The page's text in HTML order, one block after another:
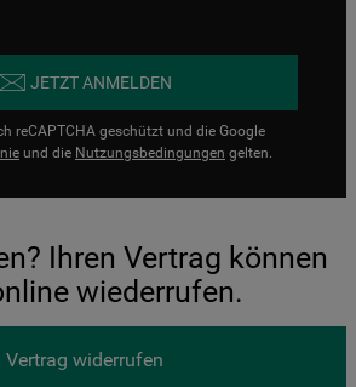
JETZT ANMELDEN
reCAPTCHA geschützt und die Google
und die Nutzungsbedingungen gelten.
Ihren Vertrag können
wiederrufen.
Vertrag widerrufen